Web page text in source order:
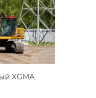
XGMA